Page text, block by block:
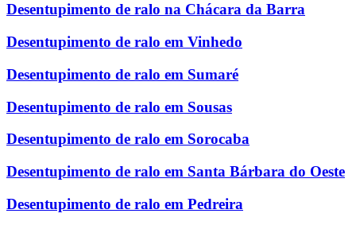
Desentupimento de ralo na Chácara da Barra
Desentupimento de ralo em Vinhedo
Desentupimento de ralo em Sumaré
Desentupimento de ralo em Sousas
Desentupimento de ralo em Sorocaba
Desentupimento de ralo em Santa Bárbara do Oeste
Desentupimento de ralo em Pedreira